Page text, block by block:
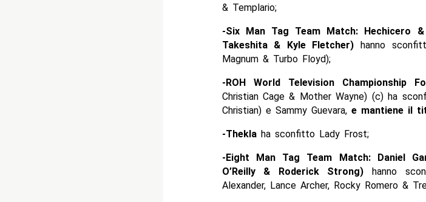
& Templario;
-Six Man Tag Team Match: Hechicero
Takeshita & Kyle Fletcher) hanno
Magnum & Turbo Floyd);
-ROH World Television Championship
Christian Cage & Mother Wayne) (c) ha
Christian) e Sammy Guevara, e mantiene il
-Theklaha sconfitto Lady Frost;
-Eight Man Tag Team Match: Daniel
O’Reilly & Roderick Strong) hanno
Alexander, Lance Archer, Rocky Romero &